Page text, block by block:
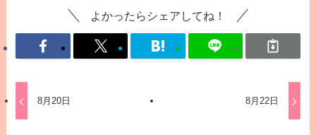
よかったらシェアしてね！
8月20日 8月22日